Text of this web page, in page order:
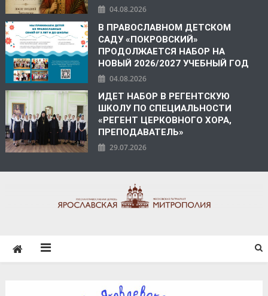
04.08.2026
В ПРАВОСЛАВНОМ ДЕТСКОМ
САДУ «ПОКРОВСКИЙ»
ПРОДОЛЖАЕТСЯ НАБОР НА
НОВЫЙ 2026/2027 УЧЕБНЫЙ ГОД
04.08.2026
ИДЕТ НАБОР В РЕГЕНТСКУЮ
ШКОЛУ ПО СПЕЦИАЛЬНОСТИ
«РЕГЕНТ ЦЕРКОВНОГО ХОРА,
ПРЕПОДАВАТЕЛЬ»
29.07.2026